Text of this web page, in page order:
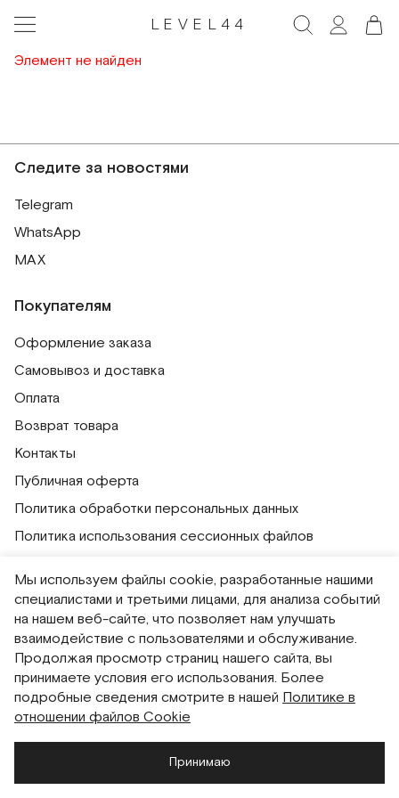
LEVEL44
Элемент не найден
Следите за новостями
Telegram
WhatsApp
MAX
Покупателям
Оформление заказа
Самовывоз и доставка
Оплата
Возврат товара
Контакты
Публичная оферта
Политика обработки персональных данных
Политика использования сессионных файлов
Согласие на обработку персональных данных
Система привилегий
Русский English
Мы используем файлы cookie, разработанные нашими
специалистами и третьими лицами, для анализа событий
на нашем веб-сайте, что позволяет нам улучшать
взаимодействие с пользователями и обслуживание.
Продолжая просмотр страниц нашего сайта, вы
принимаете условия его использования. Более
подробные сведения смотрите в нашей Политике в
отношении файлов Cookie
Принимаю